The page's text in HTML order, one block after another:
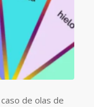
de olas de